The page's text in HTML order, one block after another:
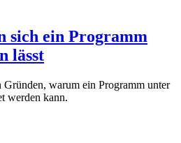
sich ein Programm
lässt
Gründen, warum ein Programm unter
werden kann.